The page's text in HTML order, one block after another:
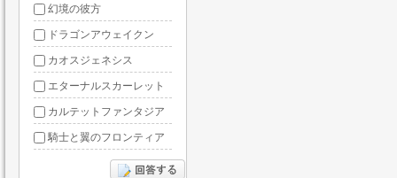
幻境の彼方
ドラゴンアウェイクン
カオスジェネシス
エターナルスカーレット
カルテットファンタジア
騎士と翼のフロンティア
ドラグーン・ナイツ